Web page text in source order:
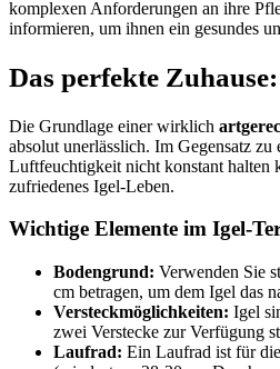
komplexen Anforderungen an ihre
informieren, um ihnen ein gesundes
Das perfekte
Die Grundlage einer wirklich
absolut unerlässlich. Im Gegensatz
Luftfeuchtigkeit nicht konstant halten
zufriedenes Igel-Leben.
Wichtige Elemente im Igel-
Bodengrund: Verwenden Sie
cm betragen, um dem Igel das
Versteckmöglichkeiten: Igel
zwei Verstecke zur Verfügung
Laufrad: Ein Laufrad ist für